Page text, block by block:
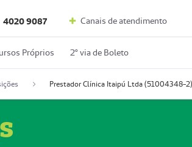
4020 9087 Canais de atendimento
Próprios 2º via de Boleto
Prestador Clínica Itaipú Ltda (51004348-2)